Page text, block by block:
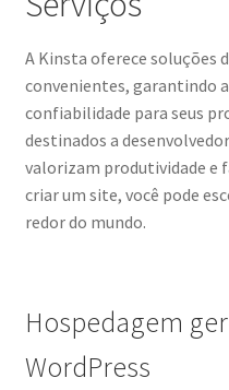
A Kinsta oferece soluções
convenientes, garantindo
confiabilidade para seus
destinados a
valorizam produtividade e
criar um site, você pode
redor do mundo.
Hospedagem
WordPress